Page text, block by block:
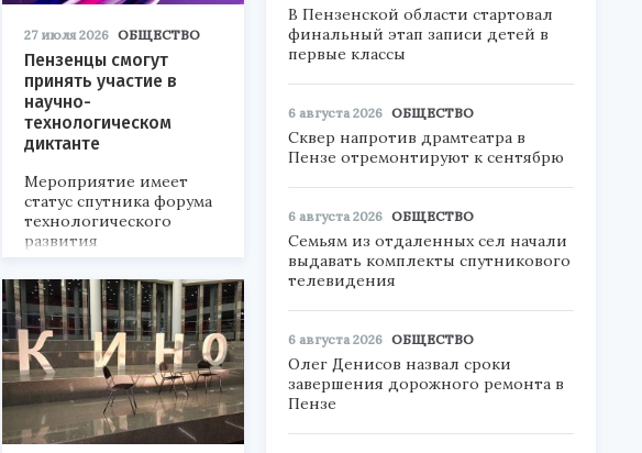
27 июля 2026 ОБЩЕСТВО
Пензенцы смогут
принять участие в
научно-
технологическом
диктанте
Мероприятие имеет
статус спутника форума
технологического
развития
«Технопром-2026».
В Пензенской области стартовал
финальный этап записи детей в
первые классы
6 августа 2026 ОБЩЕСТВО
Сквер напротив драмтеатра в
Пензе отремонтируют к сентябрю
6 августа 2026 ОБЩЕСТВО
Семьям из отдаленных сел начали
выдавать комплекты спутникового
телевидения
6 августа 2026 ОБЩЕСТВО
Олег Денисов назвал сроки
завершения дорожного ремонта в
Пензе